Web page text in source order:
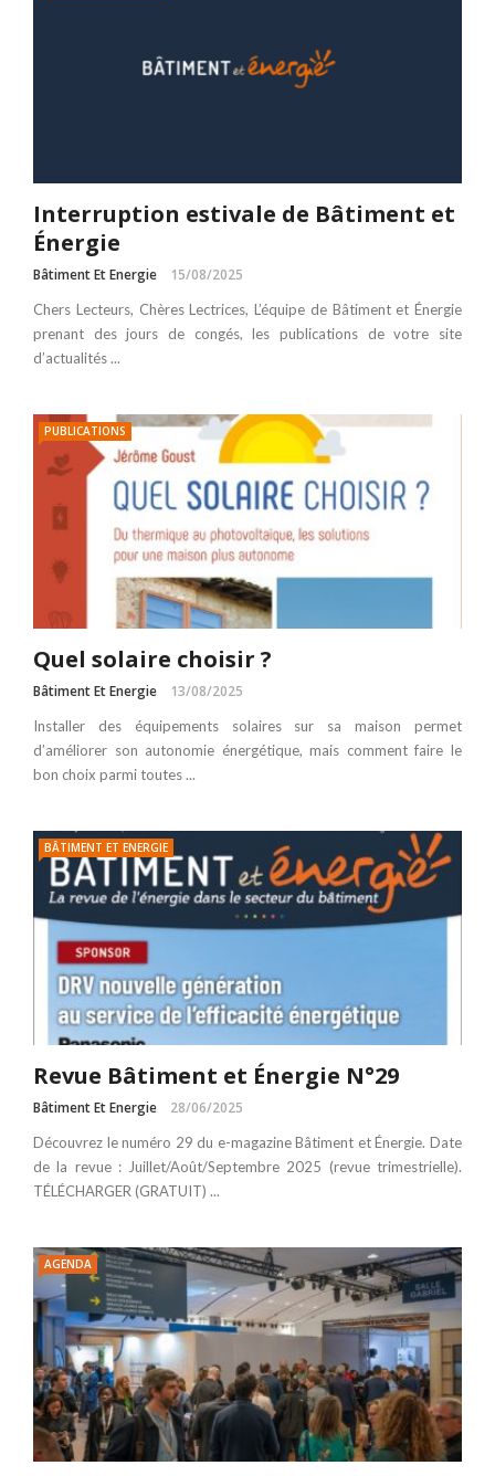
Interruption estivale de Bâtiment et
Énergie
Bâtiment Et Energie 15/08/2025
Chers Lecteurs, Chères Lectrices, L’équipe de Bâtiment et Énergie
prenant des jours de congés, les publications de votre site
d’actualités ...
PUBLICATIONS
Quel solaire choisir ?
Bâtiment Et Energie 13/08/2025
Installer des équipements solaires sur sa maison permet
d’améliorer son autonomie énergétique, mais comment faire le
bon choix parmi toutes ...
BÂTIMENT ET ENERGIE
Revue Bâtiment et Énergie N°29
Bâtiment Et Energie 28/06/2025
Découvrez le numéro 29 du e-magazine Bâtiment et Énergie. Date
de la revue : Juillet/Août/Septembre 2025 (revue trimestrielle).
TÉLÉCHARGER (GRATUIT) ...
AGENDA